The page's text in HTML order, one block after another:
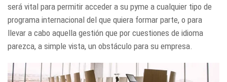
será vital para permitir acceder a su pyme a cualquier tipo de
programa internacional del que quiera formar parte, o para
llevar a cabo aquella gestión que por cuestiones de idioma
parezca, a simple vista, un obstáculo para su empresa.